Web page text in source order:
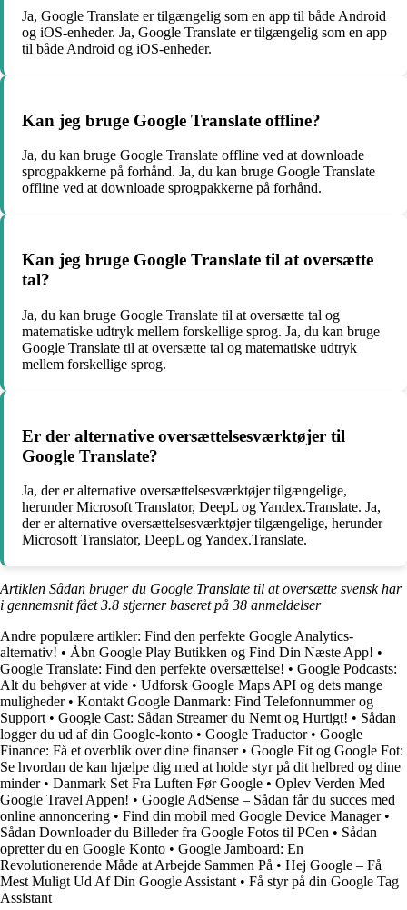
Ja, Google Translate er tilgængelig som en app til både Android
og iOS-enheder. Ja, Google Translate er tilgængelig som en app
til både Android og iOS-enheder.
Kan jeg bruge Google Translate offline?
Ja, du kan bruge Google Translate offline ved at downloade
sprogpakkerne på forhånd. Ja, du kan bruge Google Translate
offline ved at downloade sprogpakkerne på forhånd.
Kan jeg bruge Google Translate til at oversætte
tal?
Ja, du kan bruge Google Translate til at oversætte tal og
matematiske udtryk mellem forskellige sprog. Ja, du kan bruge
Google Translate til at oversætte tal og matematiske udtryk
mellem forskellige sprog.
Er der alternative oversættelsesværktøjer til
Google Translate?
Ja, der er alternative oversættelsesværktøjer tilgængelige,
herunder Microsoft Translator, DeepL og Yandex.Translate. Ja,
der er alternative oversættelsesværktøjer tilgængelige, herunder
Microsoft Translator, DeepL og Yandex.Translate.
Artiklen Sådan bruger du Google Translate til at oversætte svensk har
i gennemsnit fået3.8 stjerner baseret på 38 anmeldelser
Andre populære artikler: Find den perfekte Google Analytics-
alternativ! • Åbn Google Play Butikken og Find Din Næste App! •
Google Translate: Find den perfekte oversættelse! • Google Podcasts:
Alt du behøver at vide • Udforsk Google Maps API og dets mange
muligheder• Kontakt Google Danmark: Find Telefonnummer og
Support • Google Cast: Sådan Streamer du Nemt og Hurtigt! • Sådan
logger du ud af din Google-konto • Google Traductor• Google
Finance: Få et overblik over dine finanser• Google Fit og Google Fot:
Se hvordan de kan hjælpe dig med at holde styr på dit helbred og dine
minder• Danmark Set Fra Luften Før Google • Oplev Verden Med
Google Travel Appen! • Google AdSense – Sådan får du succes med
online annoncering • Find din mobil med Google Device Manager•
Sådan Downloader du Billeder fra Google Fotos til PCen • Sådan
opretter du en Google Konto • Google Jamboard: En
Revolutionerende Måde at Arbejde Sammen På • Hej Google – Få
Mest Muligt Ud Af Din Google Assistant • Få styr på din Google Tag
Assistant